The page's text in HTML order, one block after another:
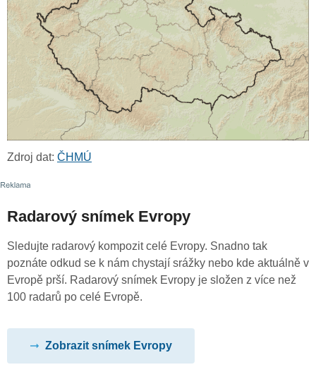
Zdroj dat: ČHMÚ
Radarový snímek Evropy
Sledujte radarový kompozit celé Evropy. Snadno tak
poznáte odkud se k nám chystají srážky nebo kde aktuálně v
Evropě prší. Radarový snímek Evropy je složen z více než
100 radarů po celé Evropě.
Zobrazit snímek Evropy